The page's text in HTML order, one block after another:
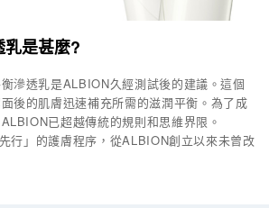
是甚麼?
滲透乳是ALBION久經測試後的建議。這個
後的肌膚迅速補充所需的滋潤平衡。為了成
已超越傳統的規則和思維界限。
行」的護膚程序，從ALBION創立以來未曾改